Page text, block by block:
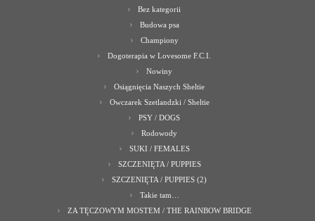
Bez kategorii
Budowa psa
Championy
Dogoterapia w Lovesome F.C.I.
Nowiny
Osiągnięcia Naszych Sheltie
Owczarek Szetlandzki / Sheltie
PSY / DOGS
Rodowody
SUKI / FEMALES
SZCZENIĘTA / PUPPIES
SZCZENIĘTA / PUPPIES (2)
Takie tam…
ZA TĘCZOWYM MOSTEM / THE RAINBOW BRIDGE